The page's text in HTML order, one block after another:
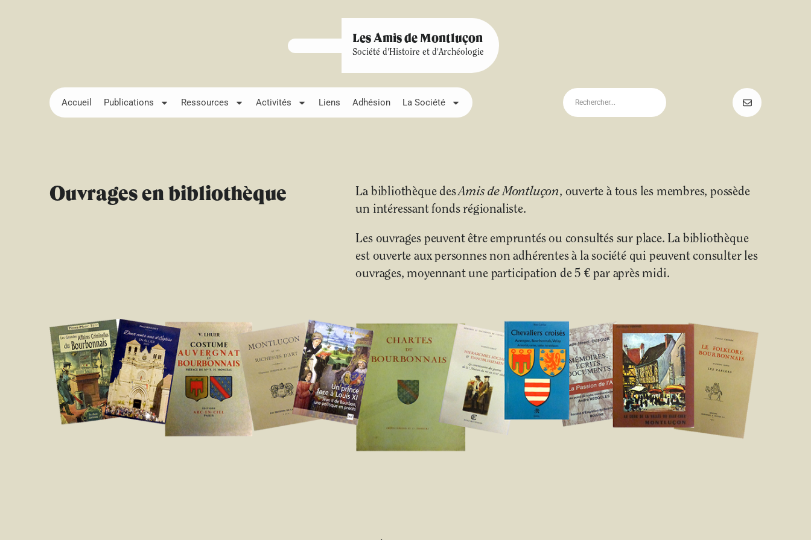
Les Amis de Montluçon
Société d'Histoire et d'Archéologie
Accueil Publications Ressources Activités Liens Adhésion La Société
Ouvrages en bibliothèque La bibliothèque desAmis de Montluçon, ouverte à tous les membres, possède
un intéressant fonds régionaliste.
Les ouvrages peuvent être empruntés ou consultés sur place. La bibliothèque
est ouverte aux personnes non adhérentes à la société qui peuvent consulter les
ouvrages, moyennant une participation de 5 € par après midi.